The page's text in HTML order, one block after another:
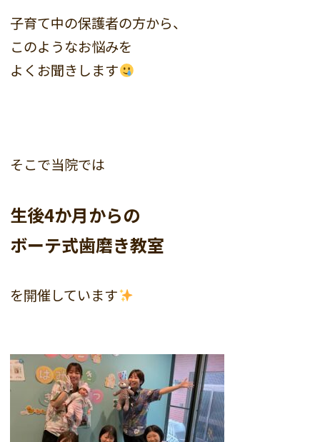
子育て中の保護者の方から、
このようなお悩みを
よくお聞きします
そこで当院では
生後4か月からの
ボーテ式歯磨き教室
を開催しています